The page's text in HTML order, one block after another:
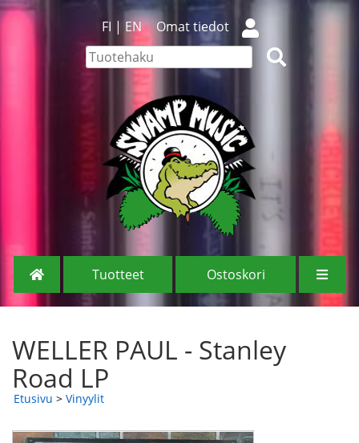
FI | EN Omat tiedot
Tuotteet Ostoskori
WELLER PAUL - Stanley
Road LP
Etusivu > Vinyylit